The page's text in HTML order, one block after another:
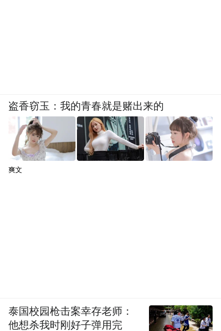
盗香窃玉：我的青春就是赌出来的
爽文
泰国校园枪击案幸存老师：
他想杀我时刚好子弹用完